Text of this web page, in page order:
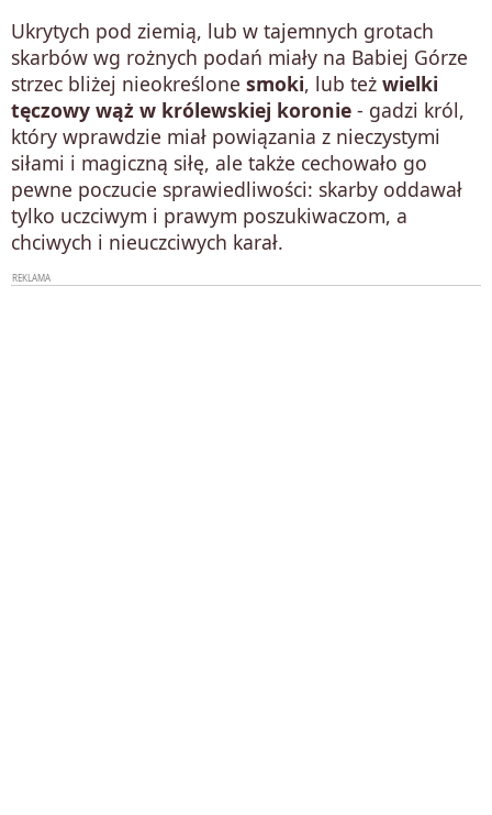
Ukrytych pod ziemią, lub w tajemnych grotach
skarbów wg rożnych podań miały na Babiej Górze
strzec bliżej nieokreślone smoki, lub też wielki
tęczowy wąż w królewskiej koronie - gadzi król,
który wprawdzie miał powiązania z nieczystymi
siłami i magiczną siłę, ale także cechowało go
pewne poczucie sprawiedliwości: skarby oddawał
tylko uczciwym i prawym poszukiwaczom, a
chciwych i nieuczciwych karał.